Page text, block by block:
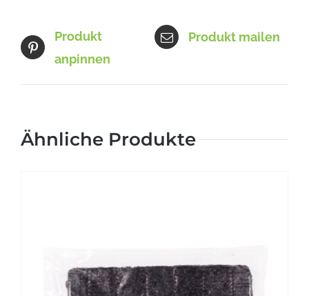
Produkt
anpinnen
Produkt mailen
Ähnliche Produkte